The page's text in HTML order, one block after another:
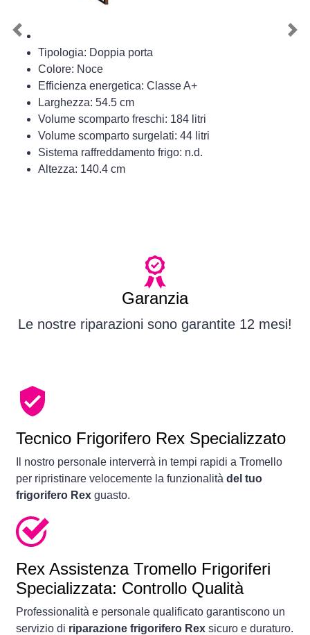
Tipologia: Doppia porta
Colore: Noce
Efficienza energetica: Classe A+
Larghezza: 54.5 cm
Volume scomparto freschi: 184 litri
Volume scomparto surgelati: 44 litri
Sistema raffreddamento frigo: n.d.
Altezza: 140.4 cm
Previous
Garanzia
Le nostre riparazioni sono garantite 12 mesi!
Tecnico Frigorifero Rex Specializzato
Il nostro personale interverrà in tempi rapidi a Tromello
per ripristinare velocemente la funzionalità del tuo
frigorifero Rex guasto.
Rex Assistenza Tromello Frigoriferi
Specializzata: Controllo Qualità
Professionalità e personale qualificato garantiscono un
servizio di riparazione frigorifero Rex sicuro e duraturo.